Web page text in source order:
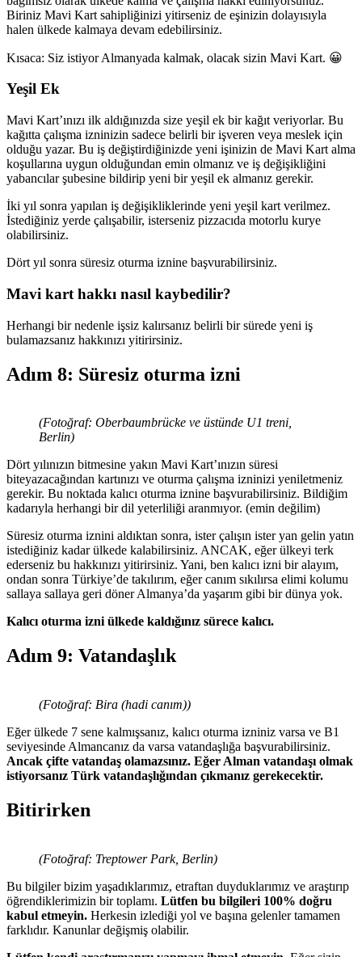
Biriniz Mavi Kart sahipliğinizi yitirseniz de eşinizin dolayısıyla
halen ülkede kalmaya devam edebilirsiniz.
Kısaca: Siz istiyor Almanyada kalmak, olacak sizin Mavi Kart. 😀
Yeşil Ek
Mavi Kart’ınızı ilk aldığınızda size yeşil ek bir kağıt veriyorlar. Bu
kağıtta çalışma izninizin sadece belirli bir işveren veya meslek için
olduğu yazar. Bu iş değiştirdiğinizde yeni işinizin de Mavi Kart alma
koşullarına uygun olduğundan emin olmanız ve iş değişikliğini
yabancılar şubesine bildirip yeni bir yeşil ek almanız gerekir.
İki yıl sonra yapılan iş değişikliklerinde yeni yeşil kart verilmez.
İstediğiniz yerde çalışabilir, isterseniz pizzacıda motorlu kurye
olabilirsiniz.
Dört yıl sonra süresiz oturma iznine başvurabilirsiniz.
Mavi kart hakkı nasıl kaybedilir?
Herhangi bir nedenle işsiz kalırsanız belirli bir sürede yeni iş
bulamazsanız hakkınızı yitirirsiniz.
Adım 8: Süresiz oturma izni
(Fotoğraf: Oberbaumbrücke ve üstünde U1 treni,
Berlin)
Dört yılınızın bitmesine yakın Mavi Kart’ınızın süresi
biteyazacağından kartınızı ve oturma çalışma izninizi yeniletmeniz
gerekir. Bu noktada kalıcı oturma iznine başvurabilirsiniz. Bildiğim
kadarıyla herhangi bir dil yeterliliği aranmıyor. (emin değilim)
Süresiz oturma iznini aldıktan sonra, ister çalışın ister yan gelin yatın
istediğiniz kadar ülkede kalabilirsiniz. ANCAK, eğer ülkeyi terk
ederseniz bu hakkınızı yitirirsiniz. Yani, ben kalıcı izni bir alayım,
ondan sonra Türkiye’de takılırım, eğer canım sıkılırsa elimi kolumu
sallaya sallaya geri döner Almanya’da yaşarım gibi bir dünya yok.
Kalıcı oturma izni ülkede kaldığınız sürece kalıcı.
Adım 9: Vatandaşlık
(Fotoğraf: Bira (hadi canım))
Eğer ülkede 7 sene kalmışsanız, kalıcı oturma izniniz varsa ve B1
seviyesinde Almancanız da varsa vatandaşlığa başvurabilirsiniz.
Ancak çifte vatandaş olamazsınız. Eğer Alman vatandaşı olmak
istiyorsanız Türk vatandaşlığından çıkmanız gerekecektir.
Bitirirken
(Fotoğraf: Treptower Park, Berlin)
Bu bilgiler bizim yaşadıklarımız, etraftan duyduklarımız ve araştırıp
öğrendiklerimizin bir toplamı. Lütfen bu bilgileri 100% doğru
kabul etmeyin. Herkesin izlediği yol ve başına gelenler tamamen
farklıdır. Kanunlar değişmiş olabilir.